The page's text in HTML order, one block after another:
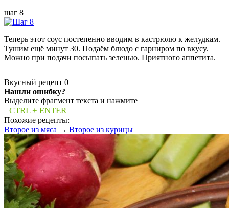
шаг 8
Теперь этот соус постепенно вводим в кастрюлю к желудкам.
Тушим ещё минут 30. Подаём блюдо с гарниром по вкусу.
Можно при подачи посыпать зеленью. Приятного аппетита.
Вкусный рецепт 0
Нашли ошибку?
Выделите фрагмент текста и нажмите
CTRL + ENTER
Похожие рецепты:
Второе из мяса → Второе из курицы